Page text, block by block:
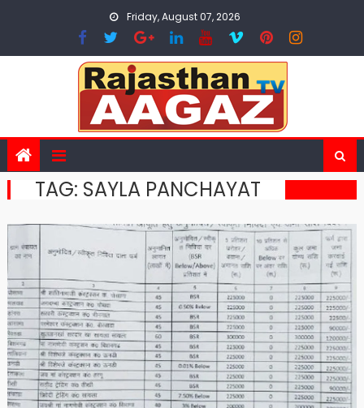
Friday, August 07, 2026
TAG: SAYLA PANCHAYAT